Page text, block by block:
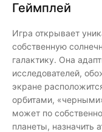
Геймплей
Игра открывает
собственную
галактику. Она
исследователей,
экране
орбитами,
может по
планеты, назначить